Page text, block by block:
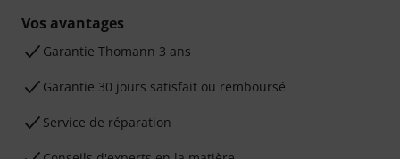
Vos avantages
Ga­ran­tie Thomann 3 ans
Garantie 30 jours satisfait ou remboursé
Service de réparation